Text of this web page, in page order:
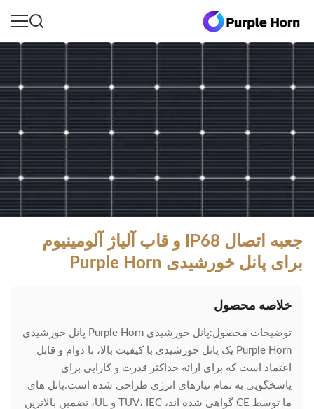
جعبه اتصال IP68 و قاب آلیاژ آلومینیوم
برای پانل خورشیدی Purple Horn
خلاصه محصول
توضیحات محصول:پانل خورشیدی Purple Horn پانل خورشیدی
Purple Horn یک پانل خورشیدی با کیفیت بالا، با دوام و قابل
اعتماد است که برای ارائه حداکثر قدرت و کارایی برای
پاسخگویی به تمام نیازهای انرژی طراحی شده است.پانل های
ما توسط CE گواهی شده اند، TUV، IEC و UL، تضمین بالاترین